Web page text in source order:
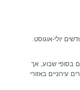
יולי-אוגוסט.
בסופי שבוע, אך
עירוניים באזורי